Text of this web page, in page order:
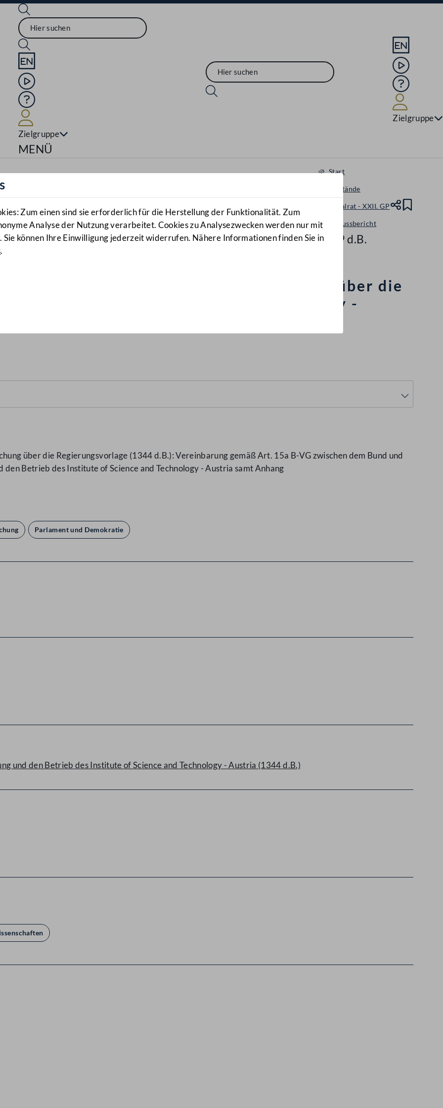
Sprache English
Mediathek
Hilfe
Zielgruppe
Navigationsmenü öffnen
MENÜ
Sprache
Mediathek
Hilfe
Zielgruppe
Zum einen sind sie erforderlich für die Herstellung der Funktionalität. Zum
Analyse der Nutzung verarbeitet. Cookies zu Analysezwecken werden nur mit
Sie können Ihre Einwilligung jederzeit widerrufen. Nähere Informationen finden Sie in
.
Start
Gegenstände
Nationalrat - XXII. GP
Ausschussbericht
1359 d.B.
Bund und dem Land Niederösterreich über die
des Institute of Science and Technology -
über die Regierungsvorlage (1344 d.B.): Vereinbarung gemäß Art. 15a B-VG zwischen dem Bund und
Betrieb des Institute of Science and Technology - Austria samt Anhang
Parlament und Demokratie
und den Betrieb des Institute of Science and Technology - Austria (1344 d.B.)